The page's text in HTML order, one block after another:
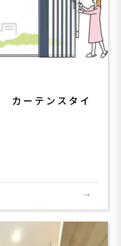
カーテンスタイ